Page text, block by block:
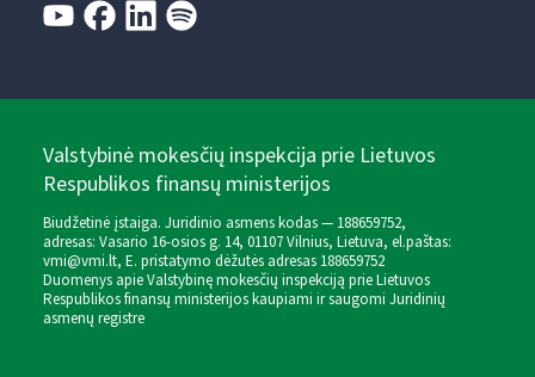
Valstybinė mokesčių inspekcija prie Lietuvos
Respublikos finansų ministerijos
Biudžetinė įstaiga. Juridinio asmens kodas — 188659752,
adresas: Vasario 16-osios g. 14, 01107 Vilnius, Lietuva, el.paštas:
vmi@vmi.lt, E. pristatymo dėžutės adresas 188659752
Duomenys apie Valstybinę mokesčių inspekciją prie Lietuvos
Respublikos finansų ministerijos kaupiami ir saugomi Juridinių
asmenų registre